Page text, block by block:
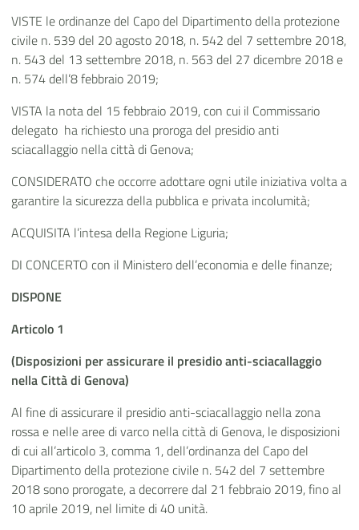
VISTE le ordinanze del Capo del Dipartimento della protezione
civile n. 539 del 20 agosto 2018, n. 542 del 7 settembre 2018,
n. 543 del 13 settembre 2018, n. 563 del 27 dicembre 2018 e
n. 574 dell’8 febbraio 2019;
VISTA la nota del 15 febbraio 2019, con cui il Commissario
delegato ha richiesto una proroga del presidio anti
sciacallaggio nella città di Genova;
CONSIDERATO che occorre adottare ogni utile iniziativa volta a
garantire la sicurezza della pubblica e privata incolumità;
ACQUISITA l’intesa della Regione Liguria;
DI CONCERTO con il Ministero dell’economia e delle finanze;
DISPONE
Articolo 1
(Disposizioni per assicurare il presidio anti-sciacallaggio
nella Città di Genova)
Al fine di assicurare il presidio anti-sciacallaggio nella zona
rossa e nelle aree di varco nella città di Genova, le disposizioni
di cui all’articolo 3, comma 1, dell’ordinanza del Capo del
Dipartimento della protezione civile n. 542 del 7 settembre
2018 sono prorogate, a decorrere dal 21 febbraio 2019, fino al
10 aprile 2019, nel limite di 40 unità.